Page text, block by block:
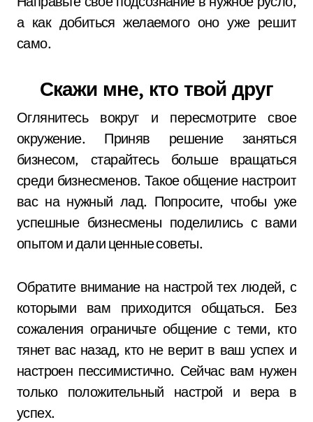
а как добиться желаемого оно уже решит
само.
Скажи мне, кто твой друг
Оглянитесь вокруг и пересмотрите свое
окружение. Приняв решение заняться
бизнесом, старайтесь больше вращаться
среди бизнесменов. Такое общение настроит
вас на нужный лад. Попросите, чтобы уже
успешные бизнесмены поделились с вами
опытом и дали ценные советы.
Обратите внимание на настрой тех людей, с
которыми вам приходится общаться. Без
сожаления ограничьте общение с теми, кто
тянет вас назад, кто не верит в ваш успех и
настроен пессимистично. Сейчас вам нужен
только положительный настрой и вера в
успех.